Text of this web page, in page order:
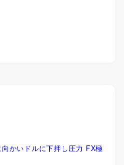
かいドルに下押し圧力 FX極